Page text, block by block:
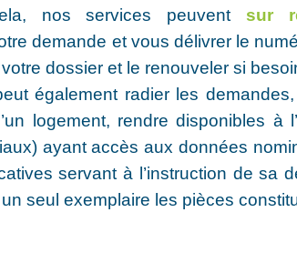
nos services peuventsur
demande et vous délivrer le
dossier et le renouveler si
également radier les
logement, rendre disponibles à
ayant accès aux données
servant à l’instruction de sa
un seul exemplaire les pièces